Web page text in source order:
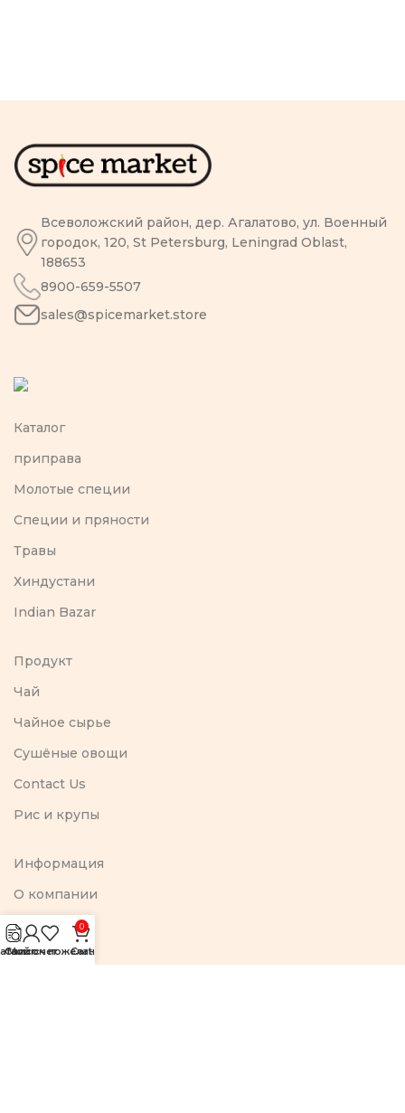
Всеволожский район, дер. Агалатово, ул. Военный
городок, 120, St Petersburg, Leningrad Oblast,
188653
8900-659-5507
sales@spicemarket.store
Каталог
приправа
Молотые специи
Специи и пряности
Травы
Хиндустани
Indian Bazar
Продукт
Чай
Чайное сырье
Сушёные овощи
Contact Us
Рис и крупы
Информация
O компании
Доставка
Контакты
Мой счет
Список пожеланий
0
Cart